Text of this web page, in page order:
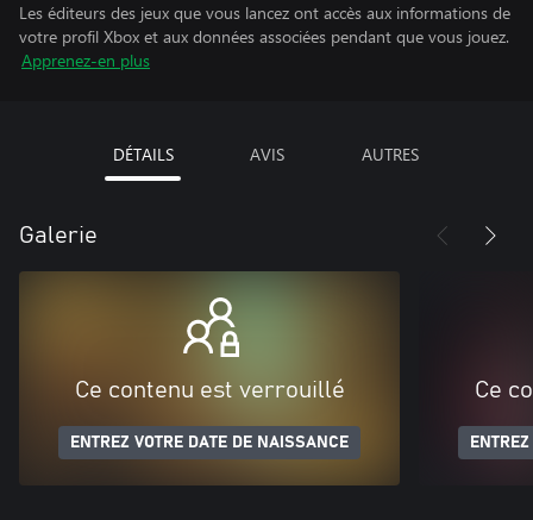
Les éditeurs des jeux que vous lancez ont accès aux informations de
votre profil Xbox et aux données associées pendant que vous jouez.
Apprenez-en plus
DÉTAILS AVIS AUTRES
Galerie
Ce contenu est verrouillé
ENTREZ VOTRE DATE DE NAISSANCE
Ce